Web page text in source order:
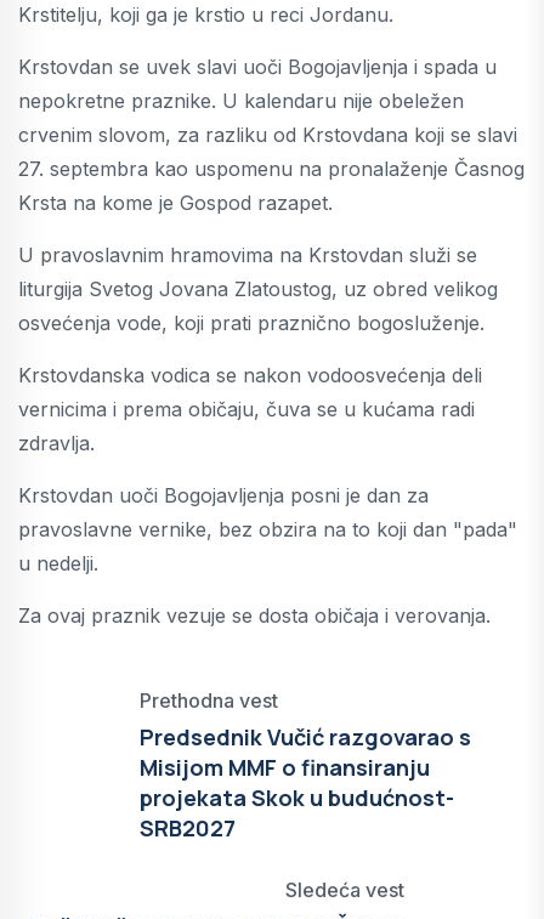
Krstitelju, koji ga je krstio u reci Jordanu.
Krstovdan se uvek slavi uoči Bogojavljenja i spada u
nepokretne praznike. U kalendaru nije obeležen
crvenim slovom, za razliku od Krstovdana koji se slavi
27. septembra kao uspomenu na pronalaženje Časnog
Krsta na kome je Gospod razapet.
U pravoslavnim hramovima na Krstovdan služi se
liturgija Svetog Jovana Zlatoustog, uz obred velikog
osvećenja vode, koji prati praznično bogosluženje.
Krstovdanska vodica se nakon vodoosvećenja deli
vernicima i prema običaju, čuva se u kućama radi
zdravlja.
Krstovdan uoči Bogojavljenja posni je dan za
pravoslavne vernike, bez obzira na to koji dan "pada"
u nedelji.
Za ovaj praznik vezuje se dosta običaja i verovanja.
Prethodna vest
Predsednik Vučić razgovarao s
Misijom MMF o finansiranju
projekata Skok u budućnost-
SRB2027
Sledeća vest